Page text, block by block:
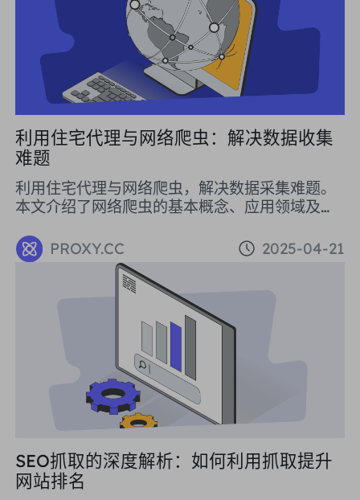
利用住宅代理与网络爬虫：解决数据收集
难题
利用住宅代理与网络爬虫，解决数据采集难题。
本文介绍了网络爬虫的基本概念、应用领域及操
封禁。住宅代理的多种模式，如动态住宅代理、
静态住宅代理和不限流量代理，能够满足不同用
户的需求，特别是对于大规模数据抓取的用户，
不限流量代理可以显著降低成本。
PROXY.CC 2025-04-21
SEO抓取的深度解析：如何利用抓取提升
网站排名